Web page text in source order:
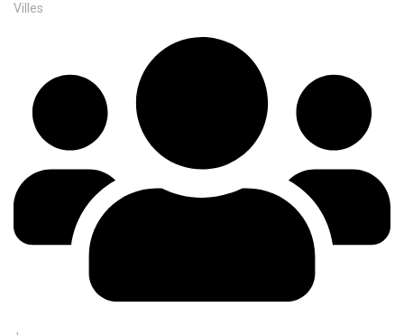
Villes